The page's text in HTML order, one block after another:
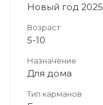
Новый год 2025
Возраст
5-10
Назначение
Для дома
Тип карманов